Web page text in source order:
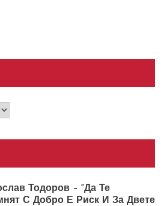
Тодоров – “Да Те
С Добро Е Риск И За Двете